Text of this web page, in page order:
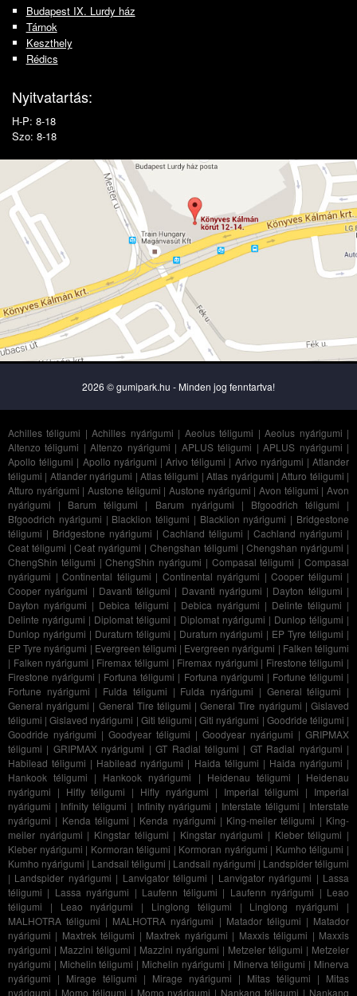
Budapest IX. Lurdy ház
Tárnok
Keszthely
Rédics
Nyitvatartás:
H-P: 8-18
Szo: 8-18
2026 © gumipark.hu - Minden jog fenntartva!
Achilles téligumi |Achilles nyárigumi | Aeolus téligumi |Aeolus nyárigumi |
Altenzo téligumi |Altenzo nyárigumi | APLUS téligumi |APLUS nyárigumi |
Apollo téligumi | Apollo nyárigumi |Arivo téligumi | Arivo nyárigumi |Atlander
téligumi | Atlander nyárigumi | Atlas téligumi |Atlas nyárigumi |Atturo téligumi |
Atturo nyárigumi |Austone téligumi |Austone nyárigumi |Avon téligumi |Avon
nyárigumi | Barum téligumi | Barum nyárigumi | Bfgoodrich téligumi |
Bfgoodrich nyárigumi | Blacklion téligumi | Blacklion nyárigumi | Bridgestone
téligumi | Bridgestone nyárigumi | Cachland téligumi | Cachland nyárigumi |
Ceat téligumi |Ceat nyárigumi | Chengshan téligumi |Chengshan nyárigumi |
ChengShin téligumi |ChengShin nyárigumi | Compasal téligumi |Compasal
nyárigumi | Continental téligumi | Continental nyárigumi | Cooper téligumi |
Cooper nyárigumi | Davanti téligumi | Davanti nyárigumi | Dayton téligumi |
Dayton nyárigumi | Debica téligumi | Debica nyárigumi | Delinte téligumi |
Delinte nyárigumi | Diplomat téligumi | Diplomat nyárigumi | Dunlop téligumi |
Dunlop nyárigumi | Duraturn téligumi | Duraturn nyárigumi | EP Tyre téligumi |
EP Tyre nyárigumi | Evergreen téligumi | Evergreen nyárigumi | Falken téligumi
| Falken nyárigumi | Firemax téligumi | Firemax nyárigumi | Firestone téligumi |
Firestone nyárigumi | Fortuna téligumi | Fortuna nyárigumi | Fortune téligumi |
Fortune nyárigumi | Fulda téligumi | Fulda nyárigumi | General téligumi |
General nyárigumi | General Tire téligumi |General Tire nyárigumi |Gislaved
téligumi |Gislaved nyárigumi | Giti téligumi |Giti nyárigumi | Goodride téligumi |
Goodride nyárigumi | Goodyear téligumi | Goodyear nyárigumi | GRIPMAX
téligumi | GRIPMAX nyárigumi |GT Radial téligumi | GT Radial nyárigumi |
Habilead téligumi | Habilead nyárigumi | Haida téligumi | Haida nyárigumi |
Hankook téligumi | Hankook nyárigumi | Heidenau téligumi | Heidenau
nyárigumi | Hifly téligumi | Hifly nyárigumi | Imperial téligumi | Imperial
nyárigumi | Infinity téligumi | Infinity nyárigumi | Interstate téligumi | Interstate
nyárigumi | Kenda téligumi | Kenda nyárigumi | King-meiler téligumi | King-
meiler nyárigumi | Kingstar téligumi | Kingstar nyárigumi | Kleber téligumi |
Kleber nyárigumi | Kormoran téligumi | Kormoran nyárigumi | Kumho téligumi |
Kumho nyárigumi | Landsail téligumi | Landsail nyárigumi | Landspider téligumi
| Landspider nyárigumi | Lanvigator téligumi | Lanvigator nyárigumi | Lassa
téligumi | Lassa nyárigumi | Laufenn téligumi | Laufenn nyárigumi | Leao
téligumi | Leao nyárigumi | Linglong téligumi | Linglong nyárigumi |
MALHOTRA téligumi | MALHOTRA nyárigumi | Matador téligumi | Matador
nyárigumi | Maxtrek téligumi | Maxtrek nyárigumi | Maxxis téligumi | Maxxis
nyárigumi | Mazzini téligumi | Mazzini nyárigumi | Metzeler téligumi | Metzeler
nyárigumi | Michelin téligumi | Michelin nyárigumi | Minerva téligumi | Minerva
nyárigumi | Mirage téligumi | Mirage nyárigumi | Mitas téligumi | Mitas
nyárigumi | Momo téligumi | Momo nyárigumi | Nankang téligumi | Nankang